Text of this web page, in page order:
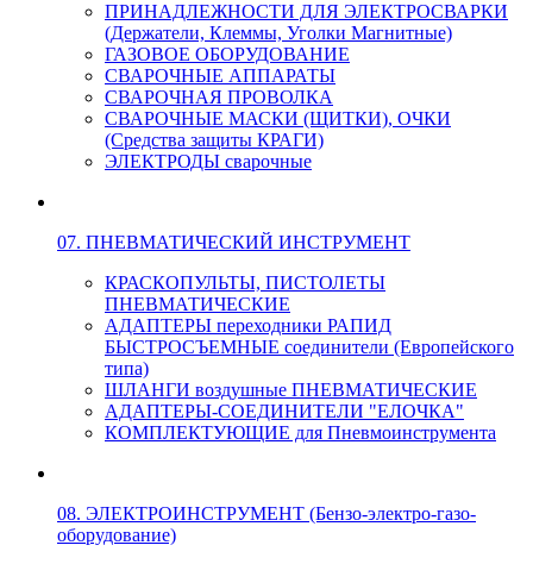
ПРИНАДЛЕЖНОСТИ ДЛЯ ЭЛЕКТРОСВАРКИ
(Держатели, Клеммы, Уголки Магнитные)
ГАЗОВОЕ ОБОРУДОВАНИЕ
СВАРОЧНЫЕ АППАРАТЫ
СВАРОЧНАЯ ПРОВОЛКА
СВАРОЧНЫЕ МАСКИ (ЩИТКИ), ОЧКИ
(Средства защиты КРАГИ)
ЭЛЕКТРОДЫ сварочные
07. ПНЕВМАТИЧЕСКИЙ ИНСТРУМЕНТ
КРАСКОПУЛЬТЫ, ПИСТОЛЕТЫ
ПНЕВМАТИЧЕСКИЕ
АДАПТЕРЫ переходники РАПИД
БЫСТРОСЪЕМНЫЕ соединители (Европейского
типа)
ШЛАНГИ воздушные ПНЕВМАТИЧЕСКИЕ
АДАПТЕРЫ-СОЕДИНИТЕЛИ "ЕЛОЧКА"
КОМПЛЕКТУЮЩИЕ для Пневмоинструмента
08. ЭЛЕКТРОИНСТРУМЕНТ (Бензо-электро-газо-
оборудование)